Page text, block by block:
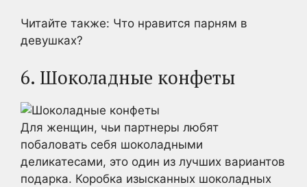
Читайте также: Что нравится парням в
девушках?
6. Шоколадные конфеты
Для женщин, чьи партнеры любят
побаловать себя шоколадными
деликатесами, это один из лучших вариантов
подарка. Коробка изысканных шоколадных